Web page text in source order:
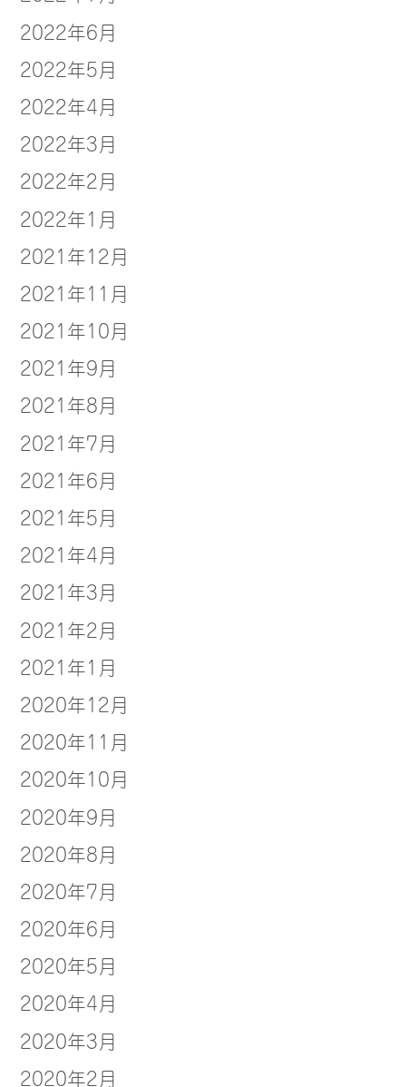
2022年6月
2022年5月
2022年4月
2022年3月
2022年2月
2022年1月
2021年12月
2021年11月
2021年10月
2021年9月
2021年8月
2021年7月
2021年6月
2021年5月
2021年4月
2021年3月
2021年2月
2021年1月
2020年12月
2020年11月
2020年10月
2020年9月
2020年8月
2020年7月
2020年6月
2020年5月
2020年4月
2020年3月
2020年2月